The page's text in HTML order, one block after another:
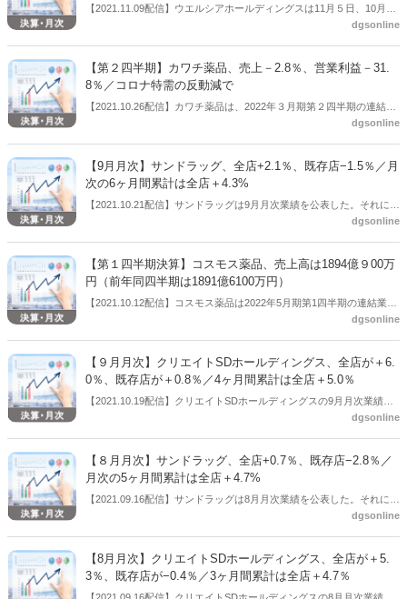
【2021.11.09配信】ウエルシアホールディングスは11月５日、10月月
次業績を公表した。それによると、全店＋6.2％、既存店＋2.7％だっ
dgsonline
【第２四半期】カワチ薬品、売上－2.8％、営業利益－31.
8％／コロナ特需の反動減で
【2021.10.26配信】カワチ薬品は、2022年３月期第２四半期の連結業
績を公表した。前年同期比は売上高は2.8％減、営業利益は同31.8％減
dgsonline
【9月月次】サンドラッグ、全店+2.1％、既存店−1.5％／月
次の6ヶ月間累計は全店＋4.3%
【2021.10.21配信】サンドラッグは9月月次業績を公表した。それによ
ると、全店+2.1％、既存店−1.5％だった。今年４月～9月の6ヶ月間累
dgsonline
【第１四半期決算】コスモス薬品、売上高は1894億９00万
円（前年同四半期は1891億6100万円）
【2021.10.12配信】コスモス薬品は2022年5月期第1四半期の連結業績
を公表した。それによると売上高は1894億９00万円（前年同四半期は
5500万円）だった。当第１四半期連結累計期間から「収益認識に関す
る会計基準」等を適用しているため、当該基準等適用前の実績値に対
する増減率は記載していない。
dgsonline
【９月月次】クリエイトSDホールディングス、全店が＋6.
0％、既存店が＋0.8％／4ヶ月間累計は全店＋5.0％
【2021.10.19配信】クリエイトSDホールディングスの9月月次業績
は、全店が＋6.0％、既存店が＋0.8％だった。今期６～９月までの4ヶ
dgsonline
【８月月次】サンドラッグ、全店+0.7％、既存店−2.8％／
月次の5ヶ月間累計は全店＋4.7%
【2021.09.16配信】サンドラッグは8月月次業績を公表した。それによ
ると、全店+0.7％、既存店−2.8％だった。今年４月～8月の５ヶ月間累
dgsonline
【8月月次】クリエイトSDホールディングス、全店が＋5.
3％、既存店が−0.4％／3ヶ月間累計は全店＋4.7％